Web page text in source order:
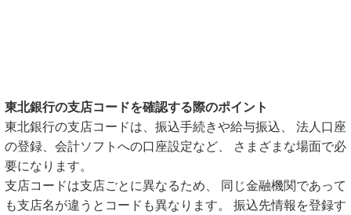
東北銀行の支店コードを確認する際のポイント
東北銀行の支店コードは、振込手続きや給与振込、 法人口座
の登録、会計ソフトへの口座設定など、 さまざまな場面で必
要になります。
支店コードは支店ごとに異なるため、 同じ金融機関であって
も支店名が違うとコードも異なります。 振込先情報を登録す